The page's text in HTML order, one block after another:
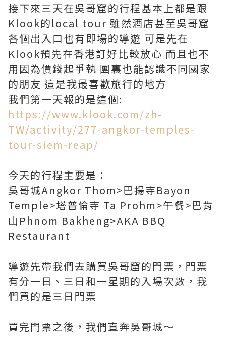
接下來三天在吳哥窟的行程基本上都是跟
Klook的local tour 雖然酒店甚至吳哥窟
各個出入口也有即場的導遊 可是先在
Klook預先在香港訂好比較放心 而且也不
用因為價錢起爭執 團裏也能認識不同國家
的朋友 這是我最喜歡旅行的地方
我們第一天報的是這個:
https://www.klook.com/zh-
TW/activity/277-angkor-temples-
tour-siem-reap/
今天的行程主要是：
吳哥城Angkor Thom>巴揚寺Bayon
Temple>塔普倫寺 Ta Prohm>午餐>巴肯
山Phnom Bakheng>AKA BBQ
Restaurant
導遊先帶我們去購買吳哥窟的門票，門票
有分一日、三日和一星期的入場次數，我
們買的是三日門票
買完門票之後，我們直奔吳哥城～